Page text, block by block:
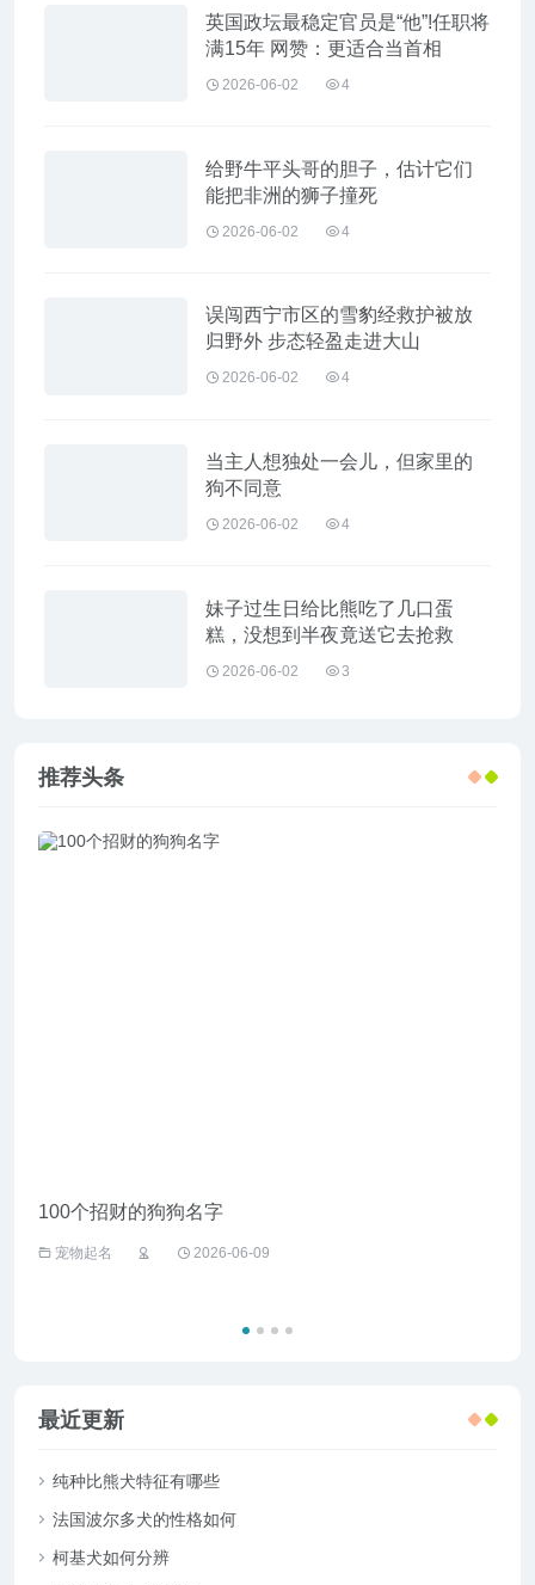
英国政坛最稳定官员是“他”!任职将
满15年 网赞：更适合当首相
2026-06-02 4
给野牛平头哥的胆子，估计它们
能把非洲的狮子撞死
2026-06-02 4
误闯西宁市区的雪豹经救护被放
归野外 步态轻盈走进大山
2026-06-02 4
当主人想独处一会儿，但家里的
狗不同意
2026-06-02 4
妹子过生日给比熊吃了几口蛋
糕，没想到半夜竟送它去抢救
2026-06-02 3
推荐头条
100个招财的狗狗名字
宠物起名 2026-06-09
最近更新
纯种比熊犬特征有哪些
法国波尔多犬的性格如何
柯基犬如何分辨